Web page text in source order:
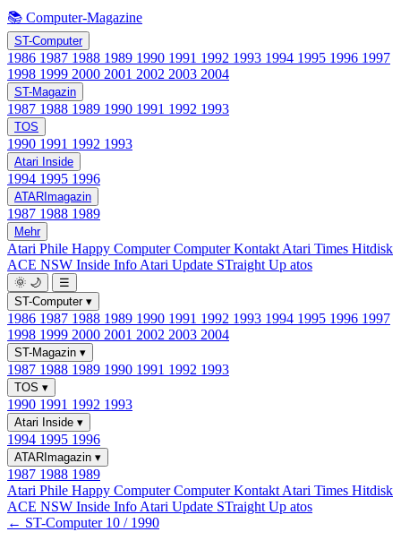
📚 Computer-Magazine
ST-Computer
1986 1987 1988 1989 1990 1991 1992 1993 1994 1995 1996 1997
1998 1999 2000 2001 2002 2003 2004
ST-Magazin
1987 1988 1989 1990 1991 1992 1993
TOS
1990 1991 1992 1993
Atari Inside
1994 1995 1996
ATARImagazin
1987 1988 1989
Mehr
Atari Phile Happy ComputerComputer Kontakt Atari Times Hitdisk
ACE NSW Inside Info Atari Update STraight Up atos
🌞 🌙
☰
ST-Computer ▾
1986 1987 1988 1989 1990 1991 1992 1993 1994 1995 1996 1997
1998 1999 2000 2001 2002 2003 2004
ST-Magazin ▾
1987 1988 1989 1990 1991 1992 1993
TOS ▾
1990 1991 1992 1993
Atari Inside ▾
1994 1995 1996
ATARImagazin ▾
1987 1988 1989
Atari Phile Happy ComputerComputer Kontakt Atari Times Hitdisk
ACE NSW Inside Info Atari Update STraight Up atos
← ST-Computer 10 / 1990